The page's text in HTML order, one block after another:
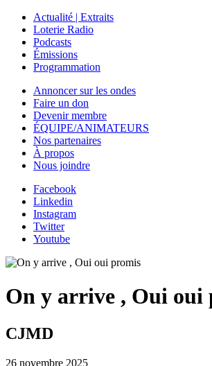
Actualité | Extraits
Loterie Radio
Podcasts
Émissions
Programmation
Annoncer sur les ondes
Faire un don
Devenir membre
ÉQUIPE/ANIMATEURS
Nos partenaires
À propos
Nous joindre
Facebook
Linkedin
Instagram
Twitter
Youtube
On y arrive , Oui oui
CJMD
26 novembre 2025